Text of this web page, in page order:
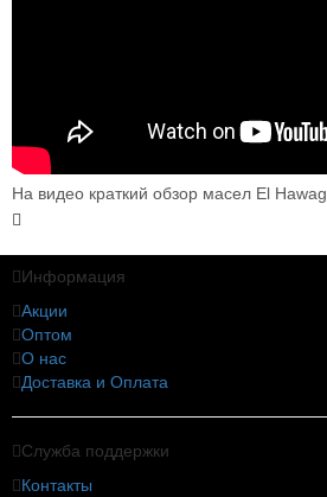
На видео краткий обзор масел El Hawag
Информация
Акции
Оптом
О нас
Доставка и Оплата
Служба поддержки
Контакты